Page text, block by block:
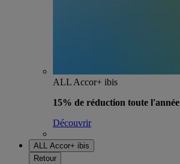
ALL Accor+ ibis
15% de réduction toute l'année
Découvrir
ALL Accor+ ibis
Retour